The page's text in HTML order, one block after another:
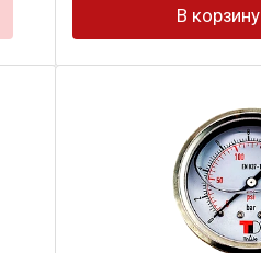
В корзину